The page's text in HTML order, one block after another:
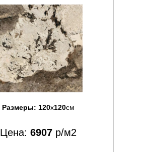
Размеры: 120x120см
Цена: 6907 р/м2